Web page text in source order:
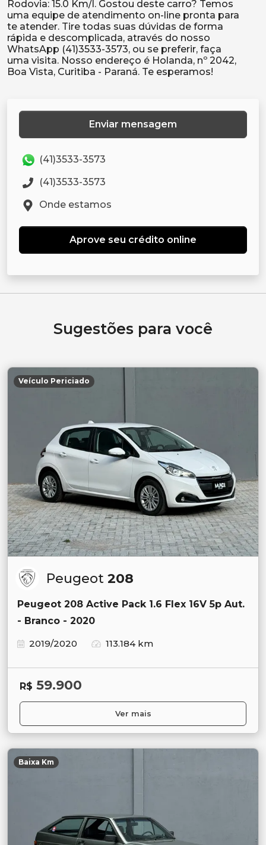
Rodovia: 15.0 Km/l. Gostou deste carro? Temos
uma equipe de atendimento on-line pronta para
te atender. Tire todas suas dúvidas de forma
rápida e descomplicada, através do nosso
WhatsApp (41)3533-3573, ou se preferir, faça
uma visita. Nosso endereço é Holanda, nº 2042,
Enviar mensagem
(41)3533-3573
(41)3533-3573
Onde estamos
Aprove seu crédito online
Sugestões para você
Veículo Periciado
Peugeot 208
Peugeot 208 Active Pack 1.6 Flex 16V 5p Aut.
- Branco - 2020
2019/2020
113.184 km
R$ 59.900
Ver mais
Baixa Km